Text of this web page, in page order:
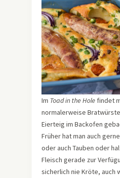
Im Toad in the Hole findet
normalerweise
Eierteig im Backofen
Früher hat man auch
oder auch Tauben oder
Fleisch gerade zur
sicherlich nie Kröte, auch